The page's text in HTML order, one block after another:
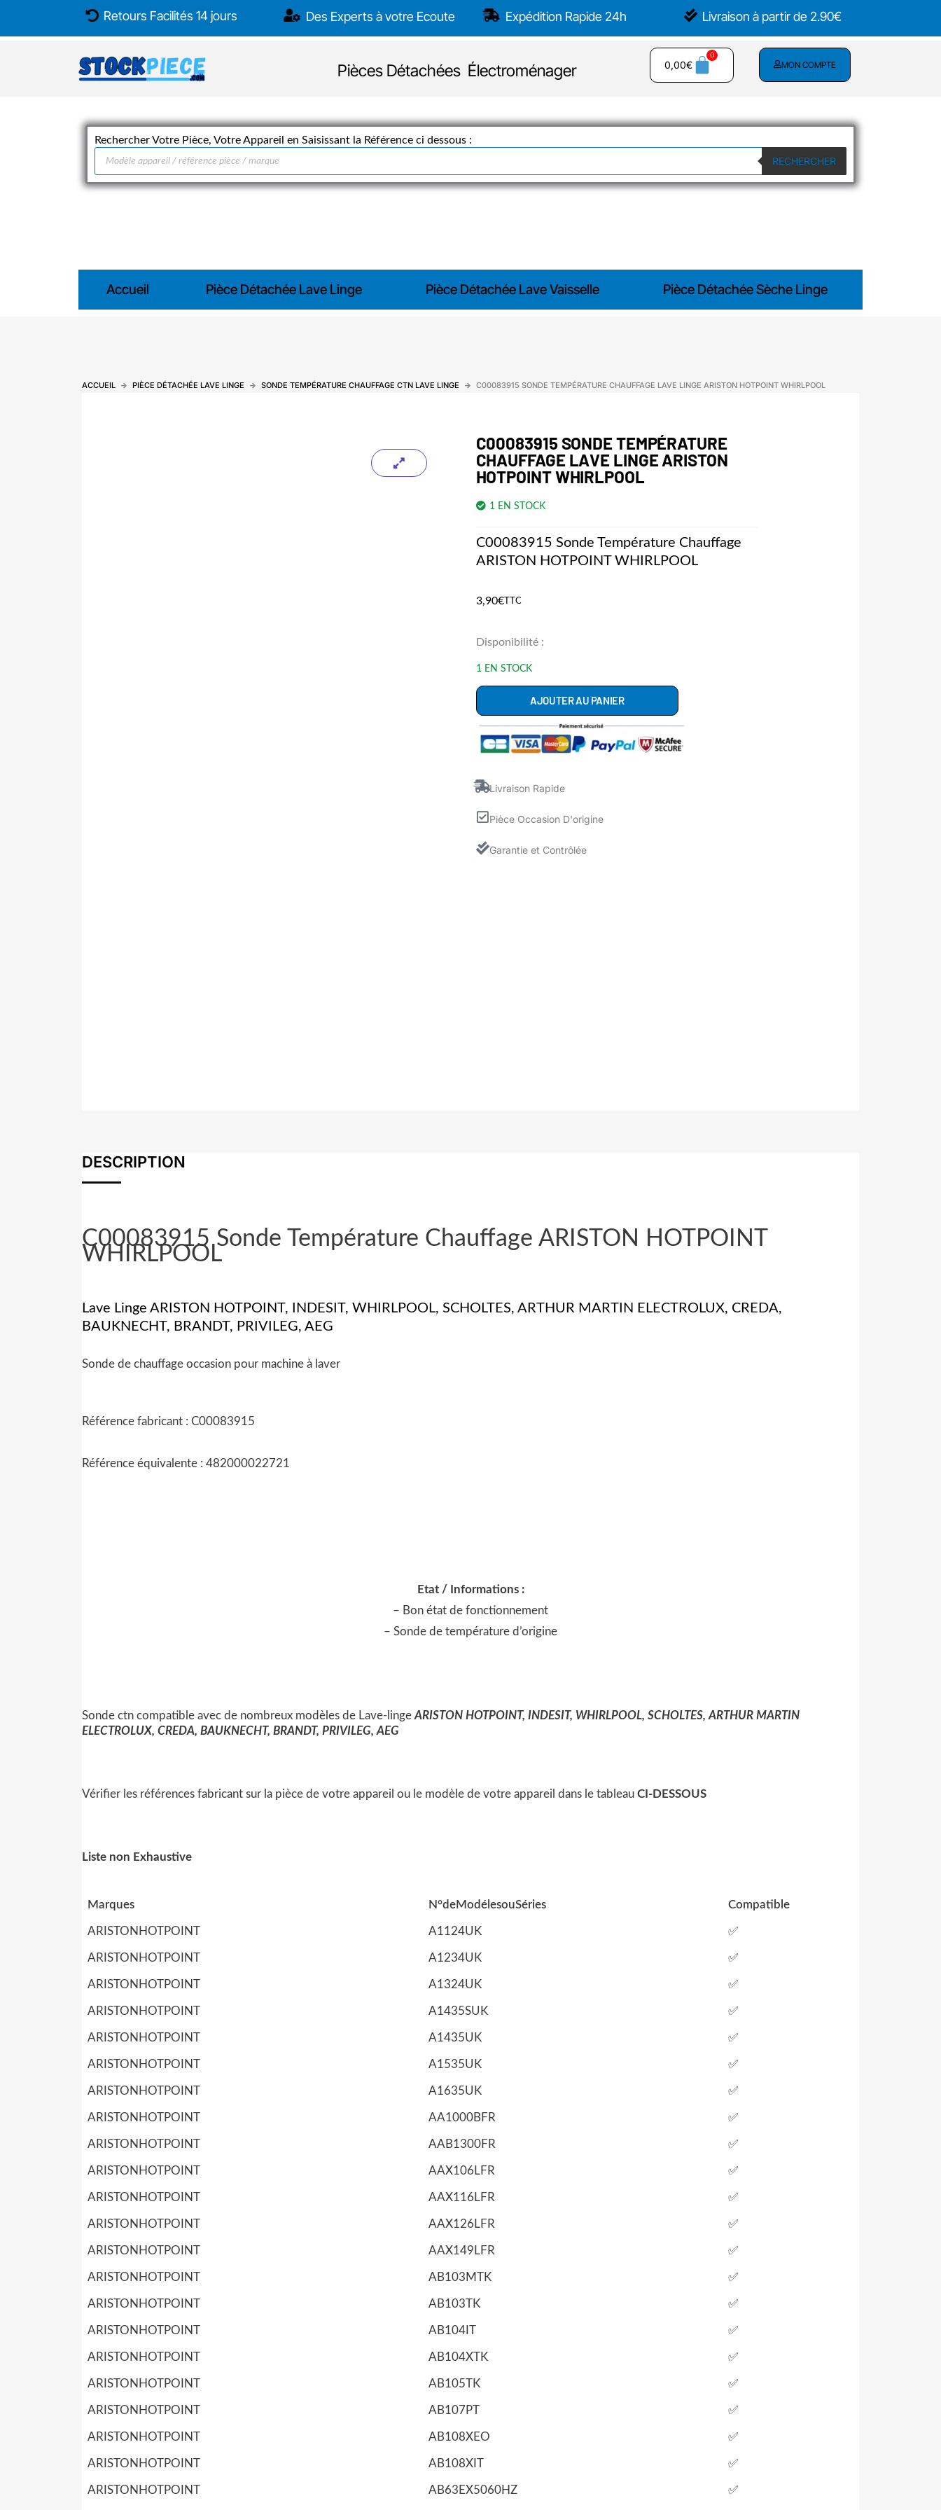
Retours Facilités 14 jours Des Experts à votre Ecoute Expédition Rapide 24h Livraison à partir de 2.90€
Pièces Détachées Électroménager 0,00€ MON COMPTE
Rechercher Votre Pièce, Votre Appareil en Saisissant la Référence ci dessous :
Recherche
produits
RECHERCHER
Accueil Pièce Détachée Lave Linge Pièce Détachée Lave Vaisselle Pièce Détachée Sèche Linge
ACCUEIL PIÈCE DÉTACHÉE LAVE LINGE SONDE TEMPÉRATURE CHAUFFAGE CTN LAVE LINGE C00083915 SONDE TEMPÉRATURE CHAUFFAGE LAVE LINGE ARISTON HOTPOINT WHIRLPOOL
C00083915 SONDE TEMPÉRATURE
CHAUFFAGE LAVE LINGE ARISTON
HOTPOINT WHIRLPOOL
1 EN STOCK
C00083915 Sonde Température Chauffage
ARISTON HOTPOINT WHIRLPOOL
3,90€TTC
Disponibilité :
1 EN STOCK
quantité
de
Température
Chauffage
Linge
HOTPOINT
WHIRLPOOL
AJOUTER AU PANIER
Livraison Rapide
Pièce Occasion D'origine
Garantie et Contrôlée
DESCRIPTION
C00083915 Sonde Température Chauffage ARISTON HOTPOINT
WHIRLPOOL
Lave Linge ARISTON HOTPOINT, INDESIT, WHIRLPOOL, SCHOLTES, ARTHUR MARTIN ELECTROLUX, CREDA,
BAUKNECHT, BRANDT, PRIVILEG, AEG
Sonde de chauffage occasion pour machine à laver
Référence fabricant : C00083915
Référence équivalente : 482000022721
Etat / Informations :
– Bon état de fonctionnement
– Sonde de température d’origine
Sonde ctn compatible avec de nombreux modèles de Lave-linge ARISTON HOTPOINT, INDESIT, WHIRLPOOL, SCHOLTES, ARTHUR MARTIN
ELECTROLUX, CREDA, BAUKNECHT, BRANDT, PRIVILEG, AEG
Vérifier les références fabricant sur la pièce de votre appareil ou le modèle de votre appareil dans le tableau CI-DESSOUS
Liste non Exhaustive
Marques N°deModélesouSéries Compatible
ARISTONHOTPOINT A1124UK ✅
ARISTONHOTPOINT A1234UK ✅
ARISTONHOTPOINT A1324UK ✅
ARISTONHOTPOINT A1435SUK ✅
ARISTONHOTPOINT A1435UK ✅
ARISTONHOTPOINT A1535UK ✅
ARISTONHOTPOINT A1635UK ✅
ARISTONHOTPOINT AA1000BFR ✅
ARISTONHOTPOINT AAB1300FR ✅
ARISTONHOTPOINT AAX106LFR ✅
ARISTONHOTPOINT AAX116LFR ✅
ARISTONHOTPOINT AAX126LFR ✅
ARISTONHOTPOINT AAX149LFR ✅
ARISTONHOTPOINT AB103MTK ✅
ARISTONHOTPOINT AB103TK ✅
ARISTONHOTPOINT AB104IT ✅
ARISTONHOTPOINT AB104XTK ✅
ARISTONHOTPOINT AB105TK ✅
ARISTONHOTPOINT AB107PT ✅
ARISTONHOTPOINT AB108XEO ✅
ARISTONHOTPOINT AB108XIT ✅
ARISTONHOTPOINT AB63EX5060HZ ✅